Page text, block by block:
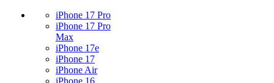
iPhone 17 Pro
iPhone 17 Pro
Max
iPhone 17e
iPhone 17
iPhone Air
iPhone 16